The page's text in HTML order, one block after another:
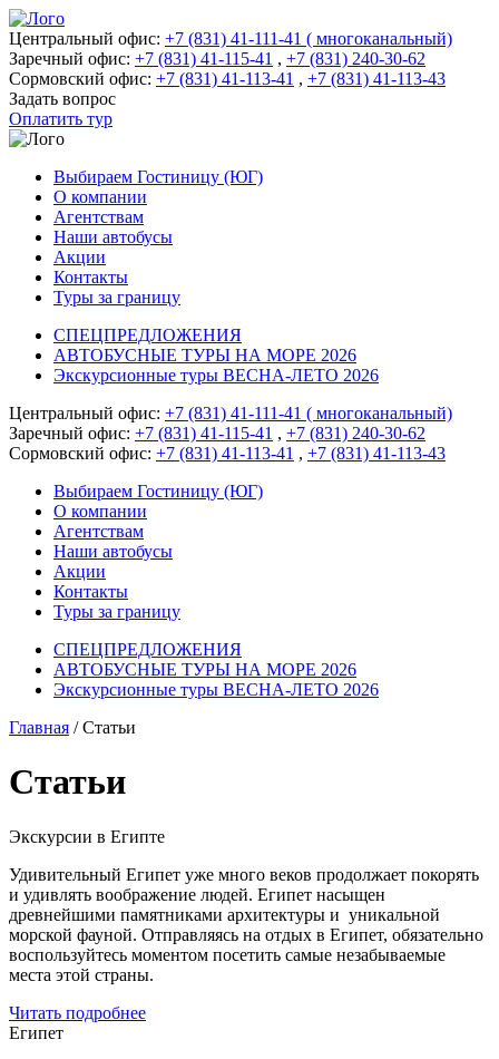
Центральный офис: +7 (831) 41-111-41 ( многоканальный)
Заречный офис: +7 (831) 41-115-41 , +7 (831) 240-30-62
Сормовский офис: +7 (831) 41-113-41 , +7 (831) 41-113-43
Задать вопрос
Оплатить тур
Выбираем Гостиницу (ЮГ)
О компании
Агентствам
Наши автобусы
Акции
Контакты
Туры за границу
СПЕЦПРЕДЛОЖЕНИЯ
АВТОБУСНЫЕ ТУРЫ НА МОРЕ 2026
Экскурсионные туры ВЕСНА-ЛЕТО 2026
Центральный офис: +7 (831) 41-111-41 ( многоканальный)
Заречный офис: +7 (831) 41-115-41 , +7 (831) 240-30-62
Сормовский офис: +7 (831) 41-113-41 , +7 (831) 41-113-43
Выбираем Гостиницу (ЮГ)
О компании
Агентствам
Наши автобусы
Акции
Контакты
Туры за границу
СПЕЦПРЕДЛОЖЕНИЯ
АВТОБУСНЫЕ ТУРЫ НА МОРЕ 2026
Экскурсионные туры ВЕСНА-ЛЕТО 2026
Главная /Статьи
Статьи
Экскурсии в Египте
Удивительный Египет уже много веков продолжает покорять
и удивлять воображение людей. Египет насыщен
древнейшими памятниками архитектуры и уникальной
морской фауной. Отправляясь на отдых в Египет, обязательно
воспользуйтесь моментом посетить самые незабываемые
места этой страны.
Читать подробнее
Египет